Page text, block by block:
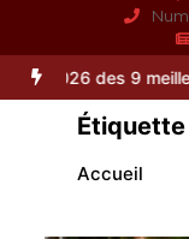
Étiquette
Accueil